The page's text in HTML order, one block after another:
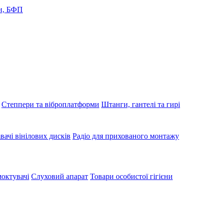
БФП
Степпери та віброплатформи Штанги, гантелі та гирі
вінілових дисків Радіо для прихованого монтажу
Слуховий апарат Товари особистої гігієни